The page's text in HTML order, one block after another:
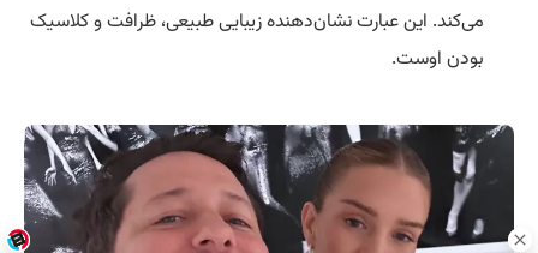
می‌کند. این عبارت نشان‌دهنده زیبایی طبیعی، ظرافت و کلاسیک
بودن اوست.